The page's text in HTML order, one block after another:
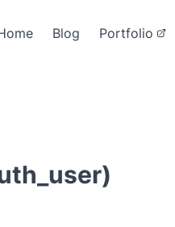
Blog Portfolio